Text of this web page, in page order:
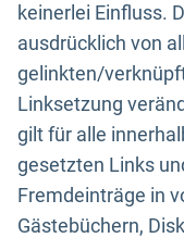
keinerlei Einfluss.
ausdrücklich von
gelinkten/
Linksetzung
gilt für alle
gesetzten Links
Fremdeinträge in
Gästebüchern,